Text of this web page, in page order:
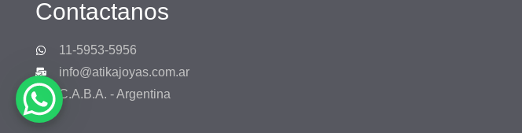
Contactanos
11-5953-5956
info@atikajoyas.com.ar
C.A.B.A. - Argentina